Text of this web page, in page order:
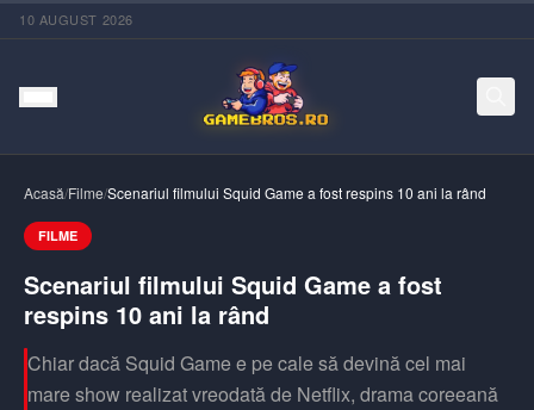
10 AUGUST 2026
Acasă/Filme/Scenariul filmului Squid Game a fost respins 10 ani la rând
FILME
Scenariul filmului Squid Game a fost
respins 10 ani la rând
Chiar dacă Squid Game e pe cale să devină cel mai
mare show realizat vreodată de Netflix, drama coreeană